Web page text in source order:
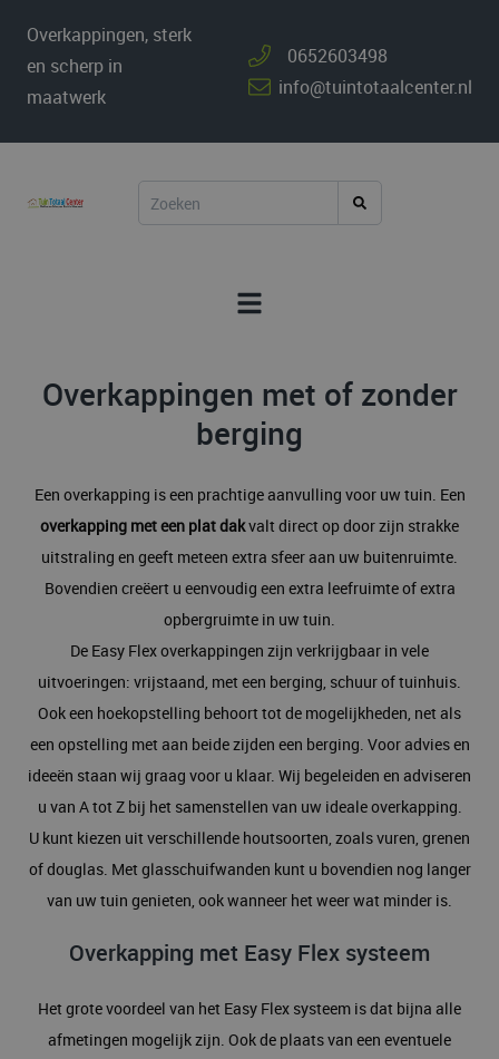
Overkappingen, sterk
en scherp in
maatwerk
0652603498
info@tuintotaalcenter.nl
Overkappingen met of zonder
berging
Een overkapping is een prachtige aanvulling voor uw tuin. Een
overkapping met een plat dakvalt direct op door zijn strakke
uitstraling en geeft meteen extra sfeer aan uw buitenruimte.
Bovendien creëert u eenvoudig een extra leefruimte of extra
opbergruimte in uw tuin.
De Easy Flex overkappingen zijn verkrijgbaar in vele
uitvoeringen: vrijstaand, met een berging, schuur of tuinhuis.
Ook een hoekopstelling behoort tot de mogelijkheden, net als
een opstelling met aan beide zijden een berging. Voor advies en
ideeën staan wij graag voor u klaar. Wij begeleiden en adviseren
u van A tot Z bij het samenstellen van uw ideale overkapping.
U kunt kiezen uit verschillende houtsoorten, zoals vuren, grenen
of douglas. Met glasschuifwanden kunt u bovendien nog langer
van uw tuin genieten, ook wanneer het weer wat minder is.
Overkapping met Easy Flex systeem
Het grote voordeel van het Easy Flex systeem is dat bijna alle
afmetingen mogelijk zijn. Ook de plaats van een eventuele